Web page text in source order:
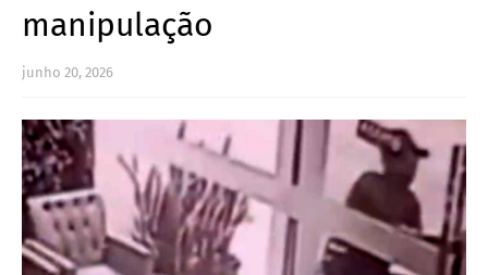
manipulação
junho 20, 2026